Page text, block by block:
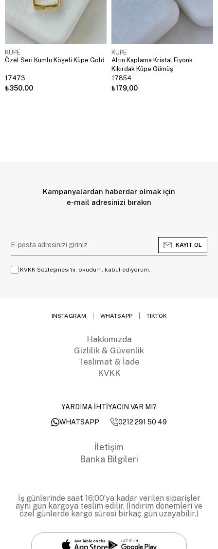
KÜPE
Özel Seri Kumlu Köşeli Küpe Gold
17473
₺350,00
KÜPE
Altın Kaplama Kristal Fiyonk
Kıkırdak Küpe Gümüş
17854
₺179,00
Kampanyalardan haberdar olmak için
e-mail adresinizi bırakın
KAYIT OL
KVKK Sözleşmesi'ni, okudum, kabul ediyorum.
INSTAGRAM WHATSAPP TIKTOK
Hakkımızda
Gizlilik & Güvenlik
Teslimat & İade
KVKK
YARDIMA İHTİYACIN VAR MI?
WHATSAPP
0212 291 50 49
İletişim
Banka Bilgileri
İş günlerinde saat 16:00’ya kadar verilen siparişler
aynı gün kargoya teslim edilir. (İndirim dönemleri ve
özel günlerde kargo süresi birkaç gün uzayabilir.)